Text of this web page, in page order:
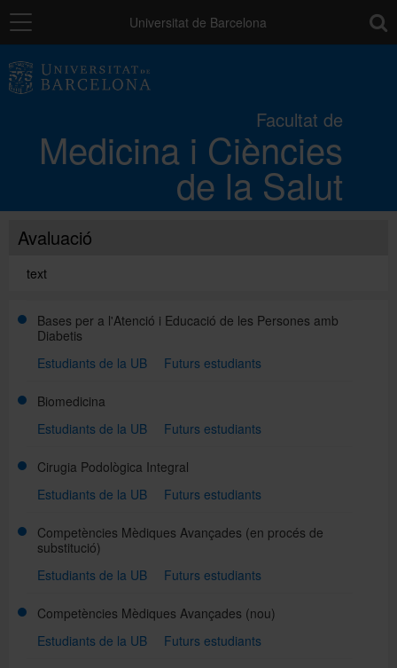
Navegació Universitat de Barcelona
Facultat de
Medicina i Ciències
de la Salut
Els campus
Docència
Mobilitat
English
Avaluació
text
Bases per a l'Atenció i Educació de les Persones amb
Diabetis
Estudiants de la UB
Futurs estudiants
Biomedicina
Estudiants de la UB
Futurs estudiants
Cirugia Podològica Integral
Estudiants de la UB
Futurs estudiants
Competències Mèdiques Avançades (en procés de
substitució)
Estudiants de la UB
Futurs estudiants
Competències Mèdiques Avançades (nou)
Estudiants de la UB
Futurs estudiants